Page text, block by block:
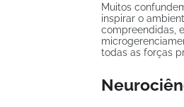
Muitos
inspirar o
compreendidas,
todas as forças